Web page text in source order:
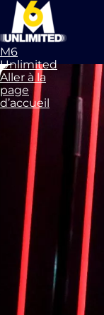
M6
Unlimited
Aller à la
page
d’accueil